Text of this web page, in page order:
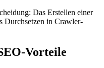
Das Erstellen einer
Durchsetzen in Crawler-
Vorteile